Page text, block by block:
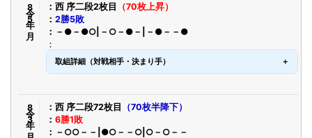
令8年5月 西 序二段2枚目
（70枚上昇）
2勝5敗
－●－●○|－○－●－|－●－－●
取組詳細（対戦相手・決まり手）
令8年3月 西 序二段72枚目
（70枚半降下）
6勝1敗
－○○－－|●○－－○|○－○－－